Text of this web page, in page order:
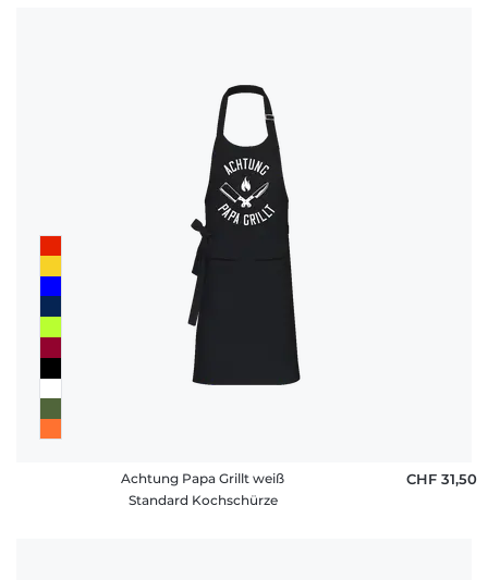
Achtung Papa Grillt weiß
Standard Kochschürze
CHF 31,50